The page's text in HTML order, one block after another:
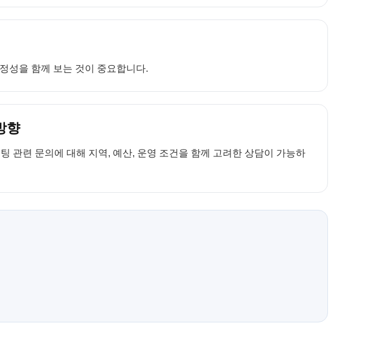
성을 함께 보는 것이 중요합니다.
향
관련 문의에 대해 지역, 예산, 운영 조건을 함께 고려한 상담이 가능하